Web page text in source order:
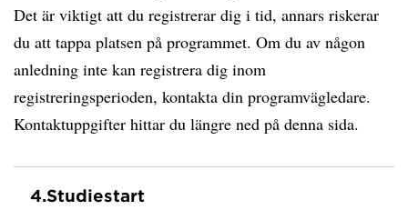
Det är viktigt att du registrerar dig i tid, annars riskerar
du att tappa platsen på programmet. Om du av någon
anledning inte kan registrera dig inom
registreringsperioden, kontakta din programvägledare.
Kontaktuppgifter hittar du längre ned på denna sida.
4.Studiestart